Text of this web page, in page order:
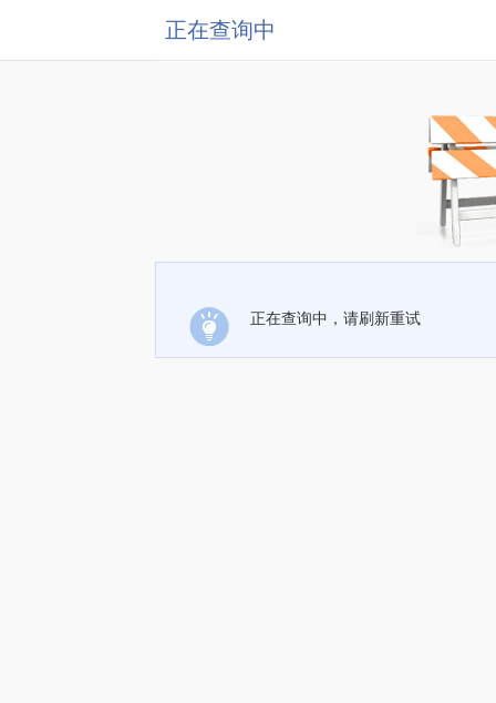
正在查询中
正在查询中，请刷新重试